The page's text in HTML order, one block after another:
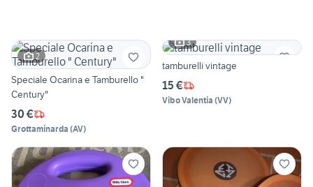
2
Speciale Ocarina e Tamburello "
Century"
30 €
Grottaminarda (AV)
3
tamburelli vintage
15 €
Vibo Valentia (VV)